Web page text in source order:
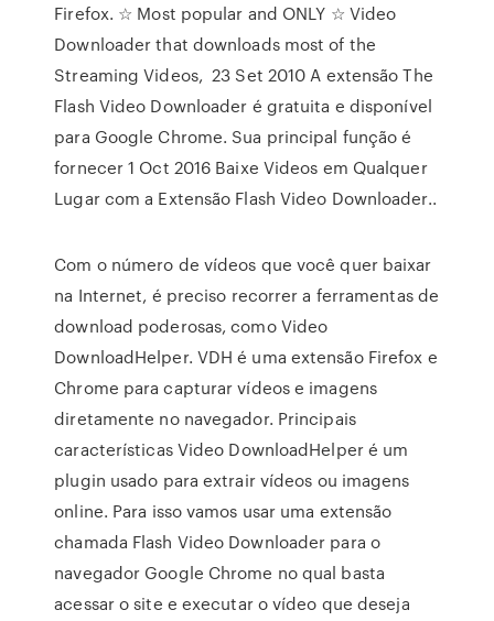
Firefox. ☆ Most popular and ONLY ☆ Video
Downloader that downloads most of the
Streaming Videos, 23 Set 2010 A extensão The
Flash Video Downloader é gratuita e disponível
para Google Chrome. Sua principal função é
fornecer 1 Oct 2016 Baixe Videos em Qualquer
Lugar com a Extensão Flash Video Downloader..
Com o número de vídeos que você quer baixar
na Internet, é preciso recorrer a ferramentas de
download poderosas, como Video
DownloadHelper. VDH é uma extensão Firefox e
Chrome para capturar vídeos e imagens
diretamente no navegador. Principais
características Video DownloadHelper é um
plugin usado para extrair vídeos ou imagens
online. Para isso vamos usar uma extensão
chamada Flash Video Downloader para o
navegador Google Chrome no qual basta
acessar o site e executar o vídeo que deseja